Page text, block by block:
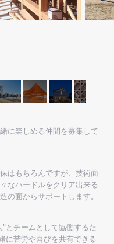
に楽しめる仲間を募集して
はもちろんですが、技術面
なハードルをクリア出来る
の面からサポートします。
とチームとして協働するた
に苦労や喜びを共有できる